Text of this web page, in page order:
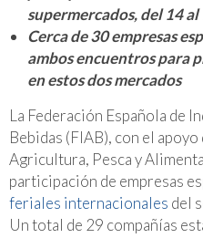
supermercados, del 14
Cerca de 30 empresas
ambos encuentros para
en estos dos mercados
La Federación Española de
Bebidas (FIAB), con el
Agricultura, Pesca y
participación de empresas
feriales internacionales del
Un total de 29 compañías